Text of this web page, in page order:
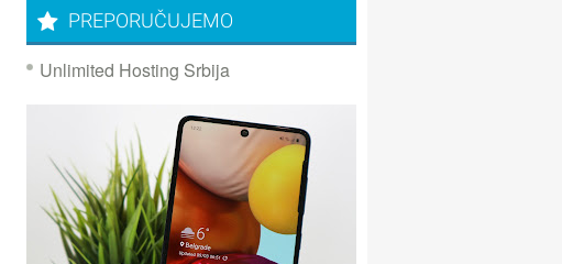
PREPORUČUJEMO
Unlimited Hosting Srbija